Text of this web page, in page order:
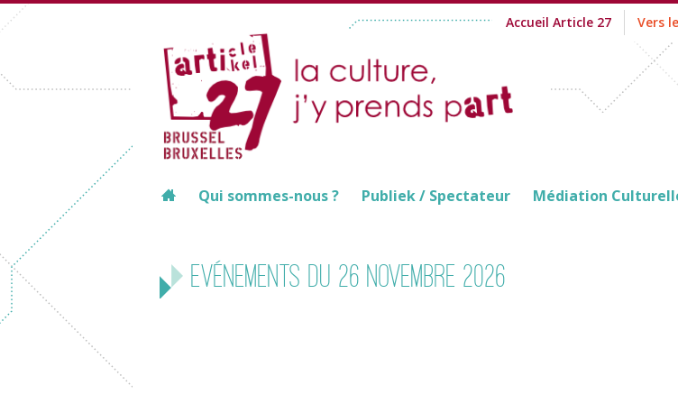
Accueil Article 27 Vers
Qui sommes-nous ? Publiek / Spectateur Médiation
Evénements du 26 novembre 2026